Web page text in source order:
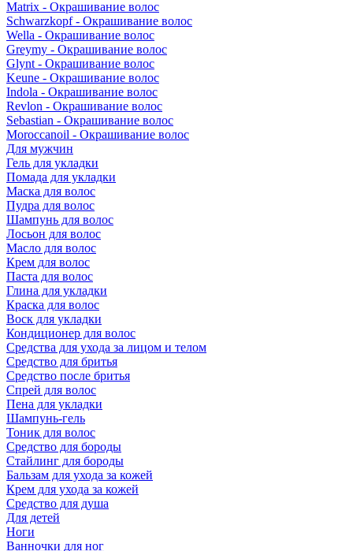
Matrix - Окрашивание волос
Schwarzkopf - Окрашивание волос
Wella - Окрашивание волос
Greymy - Окрашивание волос
Glynt - Окрашивание волос
Keune - Окрашивание волос
Indola - Окрашивание волос
Revlon - Окрашивание волос
Sebastian - Окрашивание волос
Moroccanoil - Окрашивание волос
Для мужчин
Гель для укладки
Помада для укладки
Маска для волос
Пудра для волос
Шампунь для волос
Лосьон для волос
Масло для волос
Крем для волос
Паста для волос
Глина для укладки
Краска для волос
Воск для укладки
Кондиционер для волос
Средства для ухода за лицом и телом
Средство для бритья
Средство после бритья
Спрей для волос
Пена для укладки
Шампунь-гель
Тоник для волос
Средство для бороды
Стайлинг для бороды
Бальзам для ухода за кожей
Крем для ухода за кожей
Средство для душа
Для детей
Ноги
Ванночки для ног